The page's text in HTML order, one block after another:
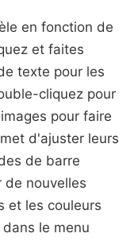
en fonction de
et faites
texte pour les
cliquez pour
pour faire
d'ajuster leurs
de barre
de nouvelles
et les couleurs
le menu